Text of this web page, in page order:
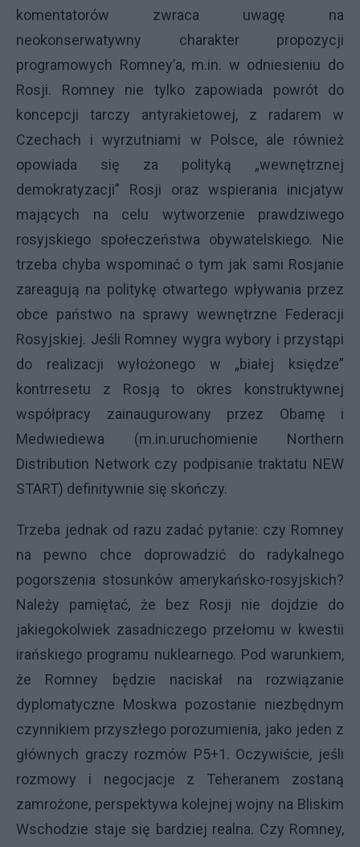
komentatorów zwraca uwagę na
neokonserwatywny charakter propozycji
programowych Romney’a, m.in. w odniesieniu do
Rosji. Romney nie tylko zapowiada powrót do
koncepcji tarczy antyrakietowej, z radarem w
Czechach i wyrzutniami w Polsce, ale również
opowiada się za polityką „wewnętrznej
demokratyzacji” Rosji oraz wspierania inicjatyw
mających na celu wytworzenie prawdziwego
rosyjskiego społeczeństwa obywatelskiego. Nie
trzeba chyba wspominać o tym jak sami Rosjanie
zareagują na politykę otwartego wpływania przez
obce państwo na sprawy wewnętrzne Federacji
Rosyjskiej. Jeśli Romney wygra wybory i przystąpi
do realizacji wyłożonego w „białej księdze”
kontrresetu z Rosją to okres konstruktywnej
współpracy zainaugurowany przez Obamę i
Medwiediewa (m.in.uruchomienie Northern
Distribution Network czy podpisanie traktatu NEW
START) definitywnie się skończy.
Trzeba jednak od razu zadać pytanie: czy Romney
na pewno chce doprowadzić do radykalnego
pogorszenia stosunków amerykańsko-rosyjskich?
Należy pamiętać, że bez Rosji nie dojdzie do
jakiegokolwiek zasadniczego przełomu w kwestii
irańskiego programu nuklearnego. Pod warunkiem,
że Romney będzie naciskał na rozwiązanie
dyplomatyczne Moskwa pozostanie niezbędnym
czynnikiem przyszłego porozumienia, jako jeden z
głównych graczy rozmów P5+1. Oczywiście, jeśli
rozmowy i negocjacje z Teheranem zostaną
zamrożone, perspektywa kolejnej wojny na Bliskim
Wschodzie staje się bardziej realna. Czy Romney,